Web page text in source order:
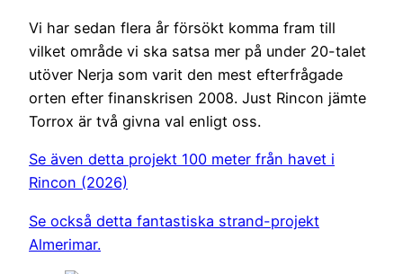
Vi har sedan flera år försökt komma fram till
vilket område vi ska satsa mer på under 20-talet
utöver Nerja som varit den mest efterfrågade
orten efter finanskrisen 2008. Just Rincon jämte
Torrox är två givna val enligt oss.
Se även detta projekt 100 meter från havet i
Rincon (2026)
Se också detta fantastiska strand-projekt
Almerimar.